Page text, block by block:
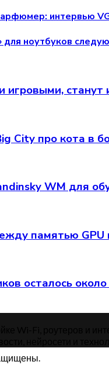
интервью
для ноутбуков
City про кота в
WM для
памятью
осталось